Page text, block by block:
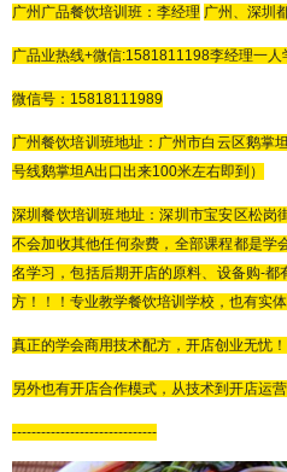
广州广品餐饮培训班：李经理 广州、深圳
广品业热线+微信:1581811198李经理一人
微信号： 15818111989
广州餐饮培训班地址：广州市白云区鹅掌
号线鹅掌坦A出口出来100米左右即到）
深圳餐饮培训班地址：深圳市宝安区松岗
不会加收其他任何杂费，全部课程都是学
名学习，包括后期开店的原料、设备购-都
方！！！专业教学餐饮培训学校，也有实
真正的学会商用技术配方，开店创业无忧
另外也有开店合作模式，从技术到开店运
------------------------------